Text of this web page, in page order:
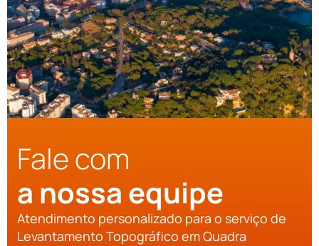
Fale com
a nossa equipe
Atendimento personalizado para o serviço de
Levantamento Topográfico em Quadra